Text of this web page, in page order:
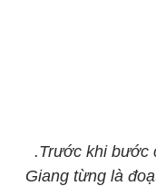
.Trước khi bước
Giang từng là